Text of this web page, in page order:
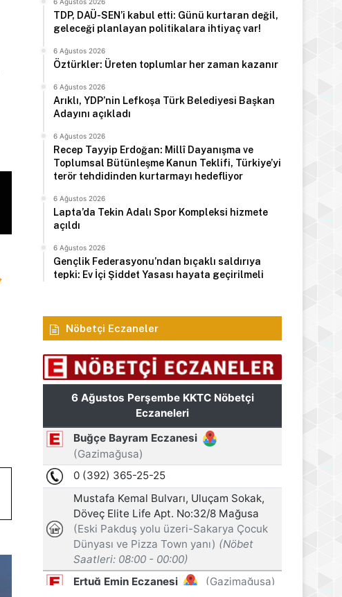
TDP, DAÜ-SEN’i kabul etti: Günü kurtaran değil,
geleceği planlayan politikalara ihtiyaç var!
6 Ağustos 2026
Öztürkler: Üreten toplumlar her zaman kazanır
6 Ağustos 2026
Arıklı, YDP’nin Lefkoşa Türk Belediyesi Başkan
Adayını açıkladı
6 Ağustos 2026
Recep Tayyip Erdoğan: Millî Dayanışma ve
Toplumsal Bütünleşme Kanun Teklifi, Türkiye’yi
terör tehdidinden kurtarmayı hedefliyor
6 Ağustos 2026
Lapta’da Tekin Adalı Spor Kompleksi hizmete
açıldı
6 Ağustos 2026
Gençlik Federasyonu’ndan bıçaklı saldırıya
tepki: Ev İçi Şiddet Yasası hayata geçirilmeli
Nöbetçi Eczaneler